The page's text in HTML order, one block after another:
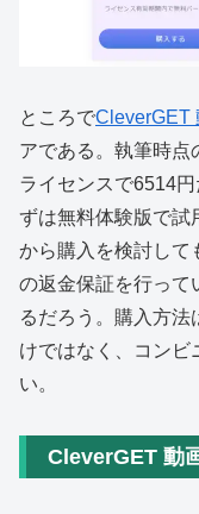
ところでCleverGET
アである。執筆時点
ライセンスで6514
ずは無料体験版で試
から購入を検討して
の返金保証を行って
るだろう。購入方
けではなく、コンビ
い。
CleverGET 動